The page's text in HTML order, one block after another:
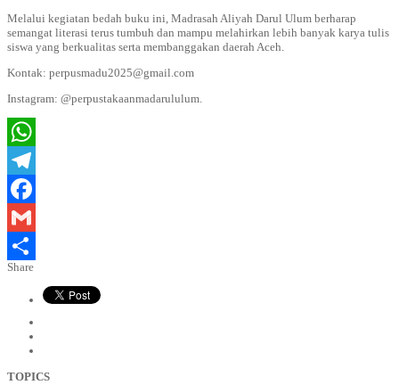
Melalui kegiatan bedah buku ini, Madrasah Aliyah Darul Ulum berharap
semangat literasi terus tumbuh dan mampu melahirkan lebih banyak karya tulis
siswa yang berkualitas serta membanggakan daerah Aceh.
Kontak: perpusmadu2025@gmail.com
Instagram: @perpustakaanmadarululum.
WhatsApp
Telegram
Facebook
Gmail
Share
Share
TOPICS